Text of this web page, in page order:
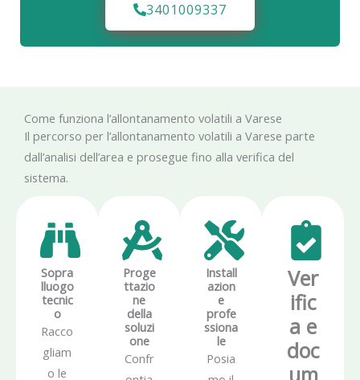
3401009337
Come funziona l’allontanamento volatili a Varese
Il percorso per l’allontanamento volatili a Varese parte
dall’analisi dell’area e prosegue fino alla verifica del
sistema.
Sopra
lluogo
tecnic
o
Racco
gliam
o le
Proge
ttazio
ne
della
soluzi
one
Confr
Install
azion
e
profe
ssiona
le
Posia
Ver
ific
a e
doc
um